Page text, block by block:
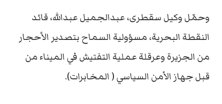
وحمّل وكيل سقطرى، عبدالجميل عبدالله، قائد
النقطة البحرية، مسؤولية السماح بتصدير الأحجار
من الجزيرة وعرقلة عملية التفتيش في الميناء من
قبل جهاز الأمن السياسي ( المخابرات).